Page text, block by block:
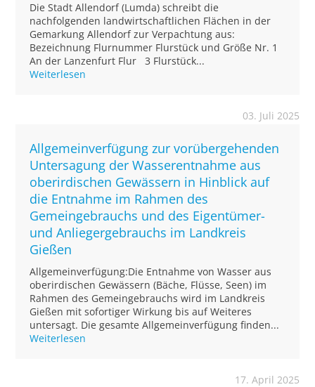
Die Stadt Allendorf (Lumda) schreibt die
nachfolgenden landwirtschaftlichen Flächen in der
Gemarkung Allendorf zur Verpachtung aus:
Bezeichnung Flurnummer Flurstück und Größe Nr. 1
An der Lanzenfurt Flur 3 Flurstück...
Weiterlesen
03. Juli 2025
Allgemeinverfügung zur vorübergehenden
Untersagung der Wasserentnahme aus
oberirdischen Gewässern in Hinblick auf
die Entnahme im Rahmen des
Gemeingebrauchs und des Eigentümer-
und Anliegergebrauchs im Landkreis
Gießen
Allgemeinverfügung:Die Entnahme von Wasser aus
oberirdischen Gewässern (Bäche, Flüsse, Seen) im
Rahmen des Gemeingebrauchs wird im Landkreis
Gießen mit sofortiger Wirkung bis auf Weiteres
untersagt. Die gesamte Allgemeinverfügung finden...
Weiterlesen
17. April 2025